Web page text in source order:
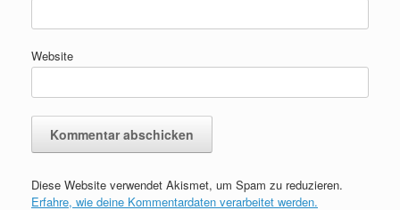
Website
Diese Website verwendet Akismet, um Spam zu reduzieren.
Erfahre, wie deine Kommentardaten verarbeitet werden.